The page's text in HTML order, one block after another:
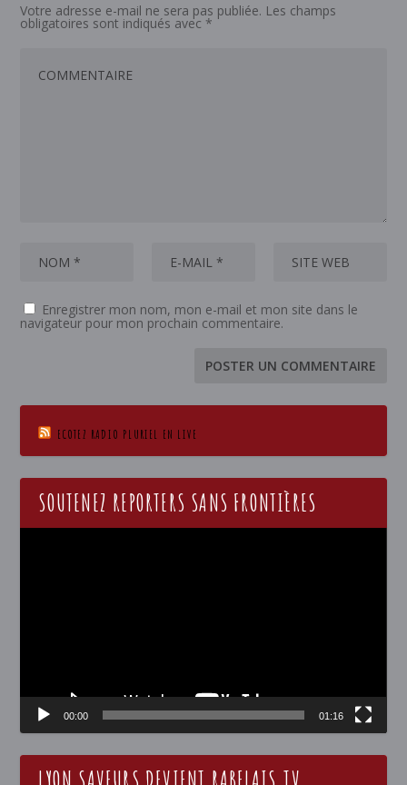
Votre adresse e-mail ne sera pas publiée. Les champs
obligatoires sont indiqués avec *
Enregistrer mon nom, mon e-mail et mon site dans le
navigateur pour mon prochain commentaire.
ECOTEZ RADIO PLURIEL EN LIVE
SOUTENEZ REPORTERS SANS FRONTIÈRES
00:00 01:16